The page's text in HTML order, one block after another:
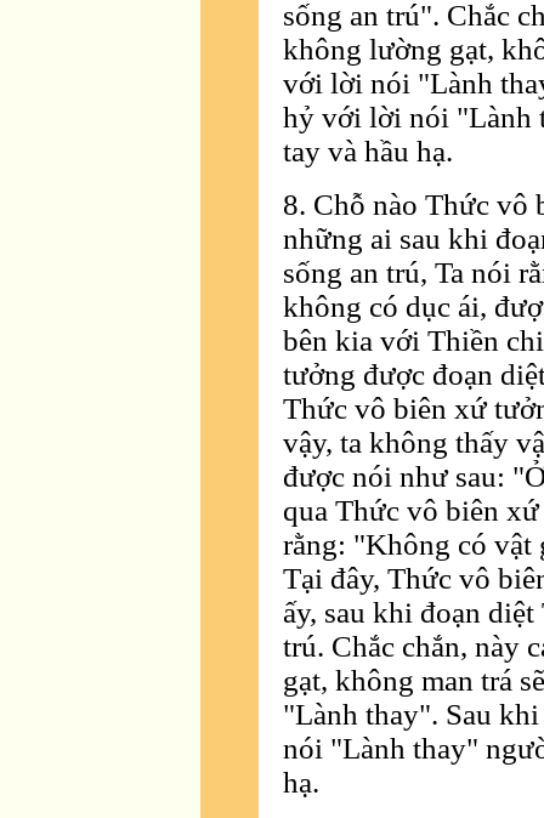
sống an trú". Chắc
không lường gạt,
với lời nói "Lành
hỷ với lời nói "Lành
tay và hầu hạ.
8. Chỗ nào Thức vô
những ai sau khi
sống an trú, Ta nói
không có dục ái,
bên kia với Thiền
tưởng được đoạn
Thức vô biên xứ
vậy, ta không thấy
được nói như sau:
qua Thức vô biên
rằng: "Không có
Tại đây, Thức vô
ấy, sau khi đoạn
trú. Chắc chắn, này
gạt, không man trá
"Lành thay". Sau
nói "Lành thay"
hạ.